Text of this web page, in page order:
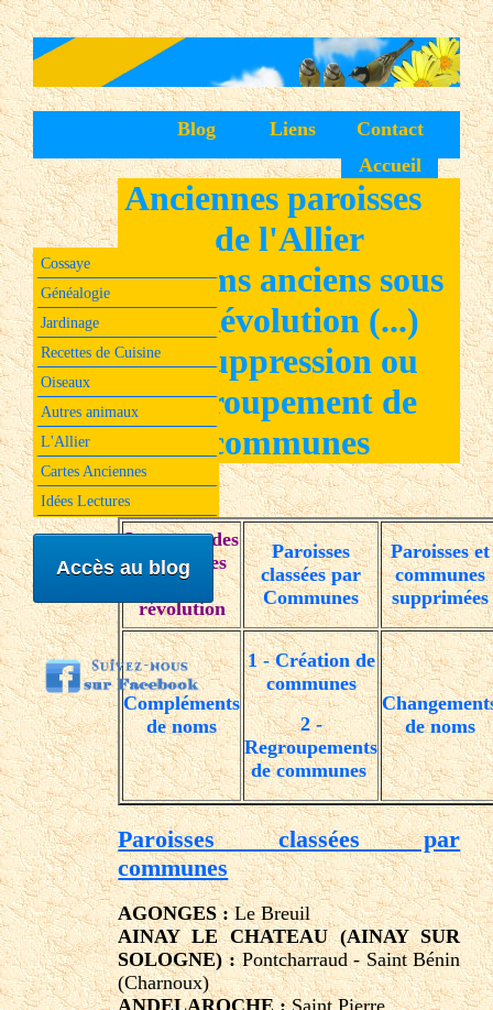
Contact
Liens
Blog
Accueil
Cossaye
Généalogie
Jardinage
Recettes de Cuisine
Oiseaux
Autres animaux
L'Allier
Cartes Anciennes
Idées Lectures
Accès au blog
Anciennes paroisses
de l'Allier
et noms anciens sous
la Révolution (...)
et suppression ou
regroupement de
communes
Les noms des
communes
sous la
révolution
Paroisses
classées par
Communes
Paroisses et
communes
supprimées
Compléments
de noms
1 - Création de
communes
2 -
Regroupements
de communes
de noms
Paroisses classées par
communes
AGONGES :Le Breuil
AINAY LE CHATEAU (AINAY SUR
SOLOGNE) :Pontcharraud - Saint Bénin
(Charnoux)